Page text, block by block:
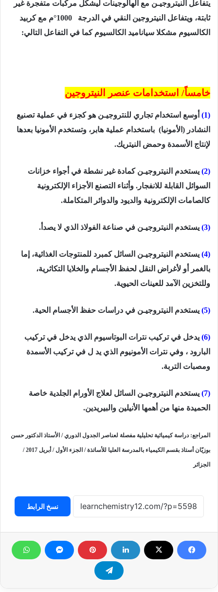
يتفاعل النيتروجيـن مع الهالوجينات ليشكل مركبات متفجرة غير
ثابتة، ويتفاعل النيتروجين النقي في الدرجة
1000°م مع كربيد
الكالسيوم مشكلا سياناميد الكالسيومكما في التفاعل التالي:
خامساً/ استخدامات عنصر النيتروجين
(1)
أوسع استخدام تجاري للنتروجيـن هو كجزء في عملية تصنيع
النشادر (الأمونيا) باستخدام عملية هابر، وتستخدم الأمونيا بعدها
لإنتاج الأسمدة وحمض النيتريك.
(2)
يستخدم النيتروجيـن كمادة غير نشطة في أجواء خزانات
السوائل القابلة للانفجار. وأثناء التصنع الأجزاء الإلكترونية
كالصامات الإلكترونية والديود والدوائر المتكاملة.
(3) يستخدم النيتروجيـن في صناعة الفولاذ الذي لا يصدأ.
(4) يستخدم النيتروجيـن السائل كمبرد للمنتوجات الغذائية، إ ما
بالغمر أو لأغراض النقل لحفظ الأجسام والخلايا التكاثرية،
وللتخزين الآمد للعينات الحيوية.
(5) يستخدم النيتروجيـن في دراسات حفظ الأجسام الحية.
(6)
يدخل في تركيب نترات البوتاسيوم الذي يدخل في تركيب
البارود ، وفي نترات الأمونيوم الذي يد ل في تركيب الأسمدة
ومصبات التربة.
(7)
يستخدم النيتروجيـن السائل لعلاج الأورام الجلدية خاصة
الحميدة منها من أهمها الأنيلين والبيريدين.
المراجع:دراسة كيميائية تحليلية مفصلة لعناصر الجدول الدوري / الأستاذ الدكتور حسن
بوزيّان أستاذ بقسم الكيمياء بالمدرسة العليا للأساتذة / الجزء الأول / أبريل 2017 /
الجزائر
نسخ الرابط